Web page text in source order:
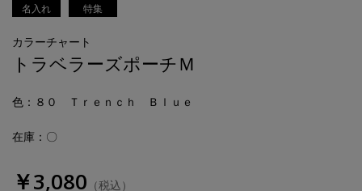
名入れ 特集
カラーチャート
トラベラーズポーチＭ
色 ：８０ Ｔｒｅｎｃｈ Ｂｌｕｅ
在庫：〇
￥3,080 （税込）